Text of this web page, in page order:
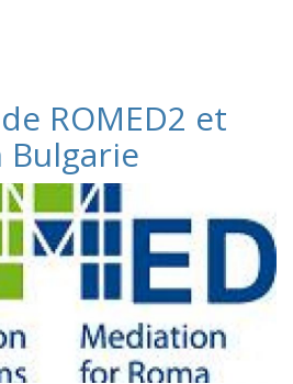
ROMED2 et
Bulgarie